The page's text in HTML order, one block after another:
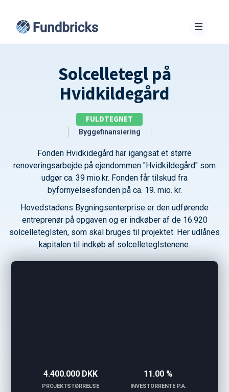
Solcelletegl på
Hvidkildegård
FULDTEGNET
Byggefinansiering
Fonden Hvidkidegård har igangsat et større
renoveringsarbejde på ejendommen "Hvidkildegård" som
udgør ca. 39 mio.kr. Fonden får tilskud fra
byfornyelsesfonden på ca. 19. mio. kr.
Hovedstadens Bygningsenterprise er den udførende
entreprenør på opgaven og er indkøber af de 16.920
solcelleteglsten, som skal bruges til projektet. Her udlånes
kapitalen til indkøb af solcelleteglstenene.
4.400.000 DKK
PROJEKTSTØRRELSE
11.00 %
INVESTORRENTE P.A.